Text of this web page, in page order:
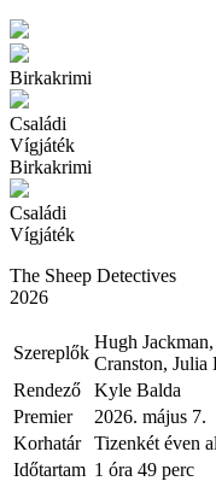
Birkakrimi
Családi
Vígjáték
Birkakrimi
Családi
Vígjáték
The Sheep Detectives
2026
Szereplők
Hugh
Cranston, Julia
Rendező
Kyle Balda
Premier
2026. május 7.
Korhatár
Tizenkét éven
Időtartam 1 óra 49 perc